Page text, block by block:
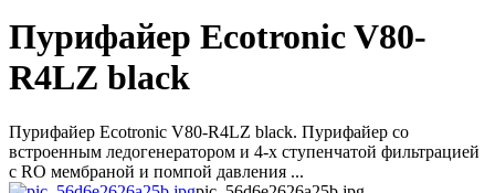
Пурифайер Ecotronic V80-
R4LZ black
Пурифайер Ecotronic V80-R4LZ black. Пурифайер со
встроенным ледогенератором и 4-х ступенчатой фильтрацией
с RO мембраной и помпой давления ...